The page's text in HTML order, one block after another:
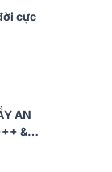
cực
AN
&